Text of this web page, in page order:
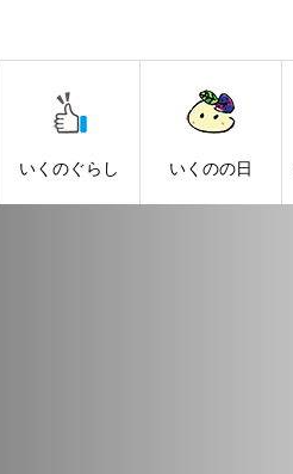
いくのぐらし いくのの日